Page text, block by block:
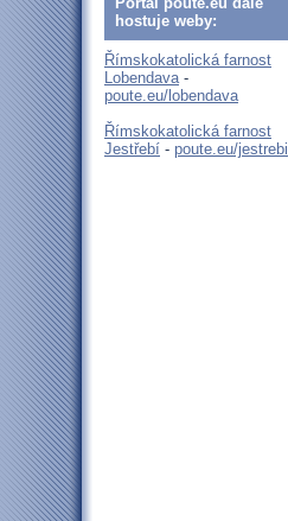
hostuje weby:
Římskokatolická farnost
Lobendava-
poute.eu/lobendava
Římskokatolická farnost
Jestřebí - poute.eu/jestrebi